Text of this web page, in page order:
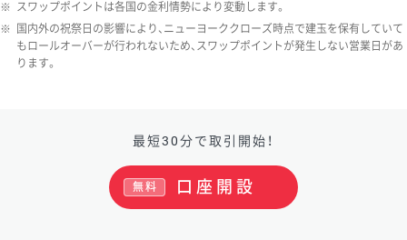
※ スワップポイントは各国の金利情勢により変動します。
※
国内外の祝祭日の影響により、ニューヨーククローズ時点で建玉を保有していて
もロールオーバーが行われないため、スワップポイントが発生しない営業日があ
ります。
最短30分で取引開始！
口座開設
無料